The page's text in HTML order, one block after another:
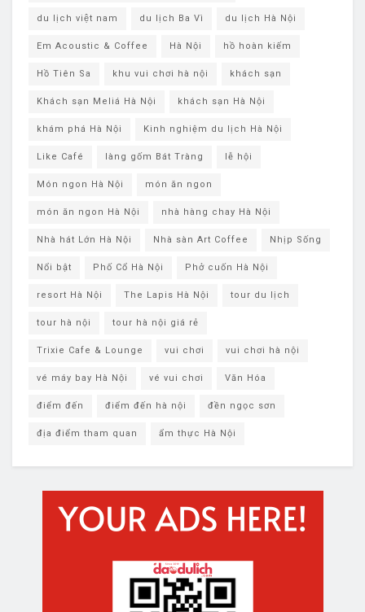
du lịch việt nam du lịch Ba Vì du lịch ​Hà Nội
Em Acoustic & Coffee Hà Nội hồ hoàn kiếm
Hồ Tiên Sa khu vui chơi hà nội khách sạn
Khách sạn Meliá Hà Nội khách sạn ​Hà Nội
khám phá ​Hà Nội Kinh nghiệm du lịch Hà Nội
Like Café làng gốm Bát Tràng lễ hội
Món ngon Hà Nội món ăn ngon
món ăn ngon Hà Nội nhà hàng chay Hà Nội
Nhà hát Lớn Hà Nội Nhà sàn Art Coffee Nhịp Sống
Nổi bật Phố Cổ Hà Nội Phở cuốn Hà Nội
resort Hà Nội The Lapis Hà Nội tour du lịch
tour hà nội tour hà nội giá rẻ
Trixie Cafe & Lounge vui chơi vui chơi hà nội
vé máy bay Hà Nội vé vui chơi Văn Hóa
điểm đến điểm đến hà nội đền ngọc sơn
địa điểm tham quan ẩm thực Hà Nội